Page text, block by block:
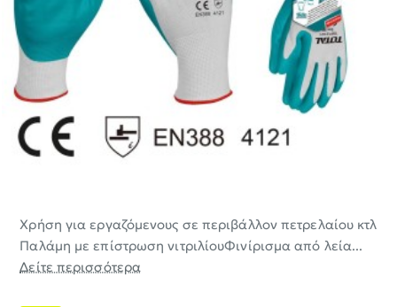
Χρήση για εργαζόμενους σε περιβάλλον πετρελαίου κτλ
Παλάμη με επίστρωση νιτριλίουΦινίρισμα από λεία...
Δείτε περισσότερα